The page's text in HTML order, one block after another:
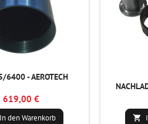
6400 - AEROTECH
619,00 €
In den Warenkorb 